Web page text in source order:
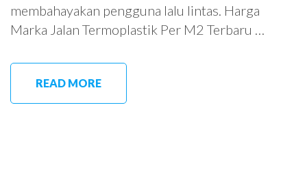
membahayakan pengguna lalu lintas. Harga
Marka Jalan Termoplastik Per M2 Terbaru …
READ MORE